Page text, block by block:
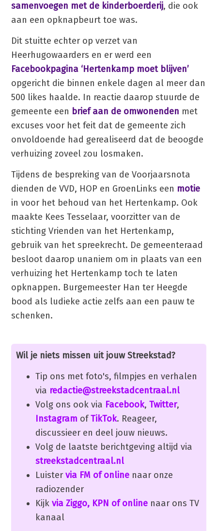
samenvoegen met de kinderboerderij, die ook
aan een opknapbeurt toe was.
Dit stuitte echter op verzet van
Heerhugowaarders en er werd een
Facebookpagina ‘Hertenkamp moet blijven’
opgericht die binnen enkele dagen al meer dan
500 likes haalde. In reactie daarop stuurde de
gemeente een brief aan de omwonenden met
excuses voor het feit dat de gemeente zich
onvoldoende had gerealiseerd dat de beoogde
verhuizing zoveel zou losmaken.
Tijdens de bespreking van de Voorjaarsnota
dienden de VVD, HOP en GroenLinks een motie
in voor het behoud van het Hertenkamp. Ook
maakte Kees Tesselaar, voorzitter van de
stichting Vrienden van het Hertenkamp,
gebruik van het spreekrecht. De gemeenteraad
besloot daarop unaniem om in plaats van een
verhuizing het Hertenkamp toch te laten
opknappen. Burgemeester Han ter Heegde
bood als ludieke actie zelfs aan een pauw te
schenken.
Wil je niets missen uit jouw Streekstad?
Tip ons met foto's, filmpjes en verhalen
via redactie@streekstadcentraal.nl
Volg ons ook via Facebook, Twitter,
Instagram ofTikTok. Reageer,
discussieer en deel jouw nieuws.
Volg de laatste berichtgeving altijd via
streekstadcentraal.nl
Luister via FM of onlinenaar onze
radiozender
Kijk via Ziggo, KPN of onlinenaar ons TV
kanaal